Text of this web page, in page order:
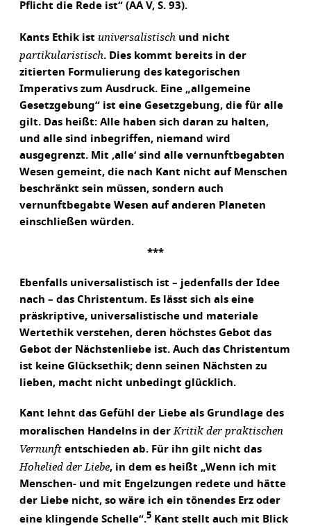
Pflicht die Rede ist“ (AA V, S. 93).
Kants Ethik ist universalistisch und nicht
partikularistisch. Dies kommt bereits in der
zitierten Formulierung des kategorischen
Imperativs zum Ausdruck. Eine „allgemeine
Gesetzgebung“ ist eine Gesetzgebung, die für alle
gilt. Das heißt: Alle haben sich daran zu halten,
und alle sind inbegriffen, niemand wird
ausgegrenzt. Mit ‚alle‘ sind alle vernunftbegabten
Wesen gemeint, die nach Kant nicht auf Menschen
beschränkt sein müssen, sondern auch
vernunftbegabte Wesen auf anderen Planeten
einschließen würden.
***
Ebenfalls universalistisch ist – jedenfalls der Idee
nach – das Christentum. Es lässt sich als eine
präskriptive, universalistische und materiale
Wertethik verstehen, deren höchstes Gebot das
Gebot der Nächstenliebe ist. Auch das Christentum
ist keine Glücksethik; denn seinen Nächsten zu
lieben, macht nicht unbedingt glücklich.
Kant lehnt das Gefühl der Liebe als Grundlage des
moralischen Handelns in derKritik der praktischen
Vernunft entschieden ab. Für ihn gilt nicht das
Hohelied der Liebe, in dem es heißt „Wenn ich mit
Menschen- und mit Engelzungen redete und hätte
der Liebe nicht, so wäre ich ein tönendes Erz oder
eine klingende Schelle“.5 Kant stellt auch mit Blick